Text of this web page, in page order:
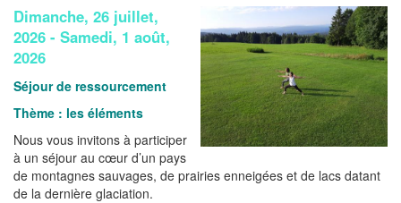
Dimanche, 26 juillet,
2026 - Samedi, 1 août,
2026
Séjour de ressourcement
Thème : les éléments
Nous vous invitons à participer
à un séjour au cœur d’un pays
de montagnes sauvages, de prairies enneigées et de lacs datant
de la dernière glaciation.